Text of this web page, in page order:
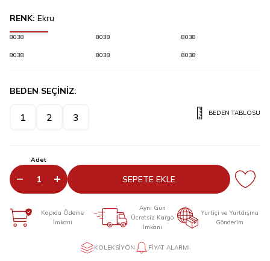
RENK: Ekru
8038 8038 8038
8038 8038 8038
BEDEN SEÇİNİZ:
1 2 3 BEDEN TABLOSU
Adet
SEPETE EKLE
Kapıda Ödeme
İmkanı
Aynı Gün
Ücretsiz Kargo
İmkanı
Yurtiçi ve Yurtdışına
Gönderim
KOLEKSIYON FIYAT ALARMI